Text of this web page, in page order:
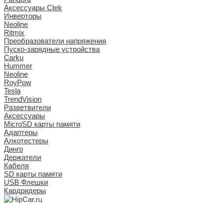
Аксессуары Ctek
Инверторы
Neoline
Ritmix
Преобразователи напряжения
Пуско-зарядные устройства
Carku
Hummer
Neoline
RoyPow
Tesla
TrendVision
Разветвители
Аксессуары
MicroSD карты памяти
Адаптеры
Алкотестеры
Динго
Держатели
Кабеля
SD карты памяти
USB Флешки
Кардридеры